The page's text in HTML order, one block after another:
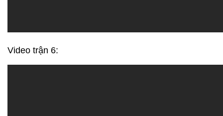
Video trận 6: